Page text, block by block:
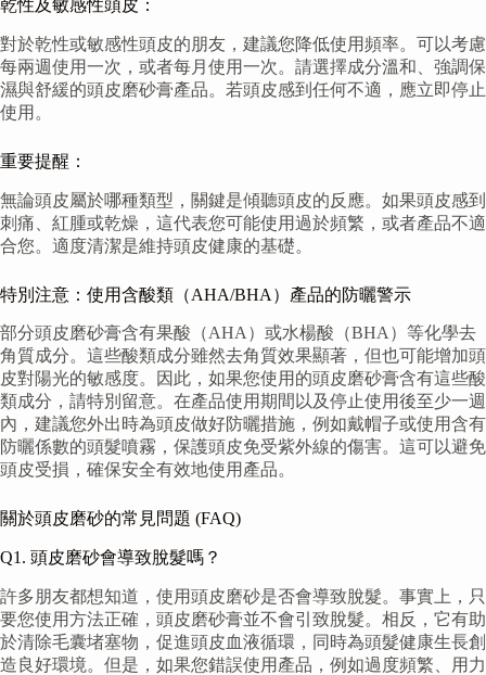
乾性及敏感性頭皮：
對於乾性或敏感性頭皮的朋友，建議您降低使用頻率。可以考慮
每兩週使用一次，或者每月使用一次。請選擇成分溫和、強調保
濕與舒緩的頭皮磨砂膏產品。若頭皮感到任何不適，應立即停止
使用。
重要提醒：
無論頭皮屬於哪種類型，關鍵是傾聽頭皮的反應。如果頭皮感到
刺痛、紅腫或乾燥，這代表您可能使用過於頻繁，或者產品不適
合您。適度清潔是維持頭皮健康的基礎。
特別注意：使用含酸類（AHA/BHA）產品的防曬警示
部分頭皮磨砂膏含有果酸（AHA）或水楊酸（BHA）等化學去
角質成分。這些酸類成分雖然去角質效果顯著，但也可能增加頭
皮對陽光的敏感度。因此，如果您使用的頭皮磨砂膏含有這些酸
類成分，請特別留意。在產品使用期間以及停止使用後至少一週
內，建議您外出時為頭皮做好防曬措施，例如戴帽子或使用含有
防曬係數的頭髮噴霧，保護頭皮免受紫外線的傷害。這可以避免
頭皮受損，確保安全有效地使用產品。
關於頭皮磨砂的常見問題 (FAQ)
Q1. 頭皮磨砂會導致脫髮嗎？
許多朋友都想知道，使用頭皮磨砂是否會導致脫髮。事實上，只
要您使用方法正確，頭皮磨砂膏並不會引致脫髮。相反，它有助
於清除毛囊堵塞物，促進頭皮血液循環，同時為頭髮健康生長創
造良好環境。但是，如果您錯誤使用產品，例如過度頻繁、用力